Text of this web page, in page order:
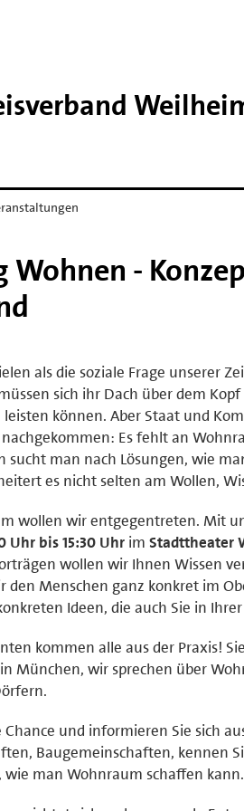
Wohnen -
als die soziale Frage unserer
sich ihr Dach über dem
leisten können. Aber Staat und
Es fehlt an
sucht man nach Lösungen, wie
es nicht selten am Wollen,
wollen wir entgegentreten. Mit
Uhr bis 15:30 Uhr im Stadttheater
wollen wir Ihnen Wissen
den Menschen ganz konkret im
Ideen, die auch Sie in
kommen alle aus der Praxis!
München, wir sprechen über
Chance und informieren Sie sich
Baugemeinschaften, kennen
wie man Wohnraum schaffen kann.